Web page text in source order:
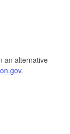
an alternative
.